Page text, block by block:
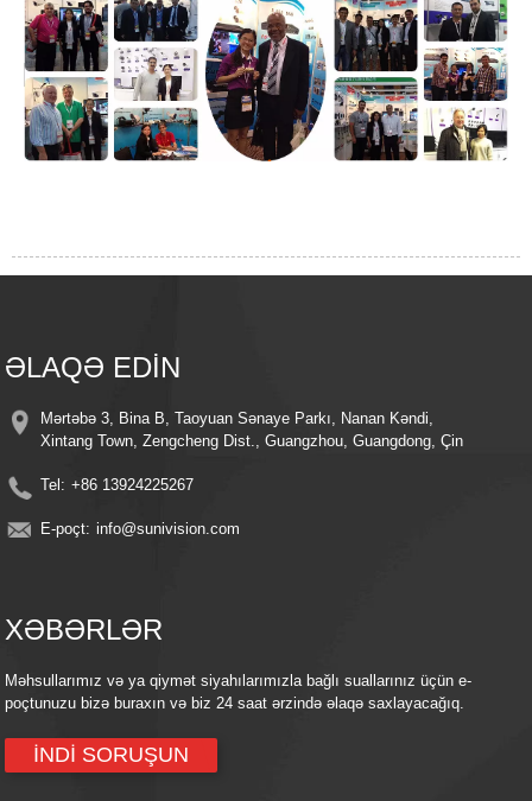
ƏLAQƏ EDİN
Mərtəbə 3, Bina B, Taoyuan Sənaye Parkı, Nanan Kəndi,
Xintang Town, Zengcheng Dist., Guangzhou, Guangdong, Çin
Tel: +86 13924225267
E-poçt: info@sunivision.com
XƏBƏRLƏR
Məhsullarımız və ya qiymət siyahılarımızla bağlı suallarınız üçün e-
poçtunuzu bizə buraxın və biz 24 saat ərzində əlaqə saxlayacağıq.
İNDİ SORUŞUN